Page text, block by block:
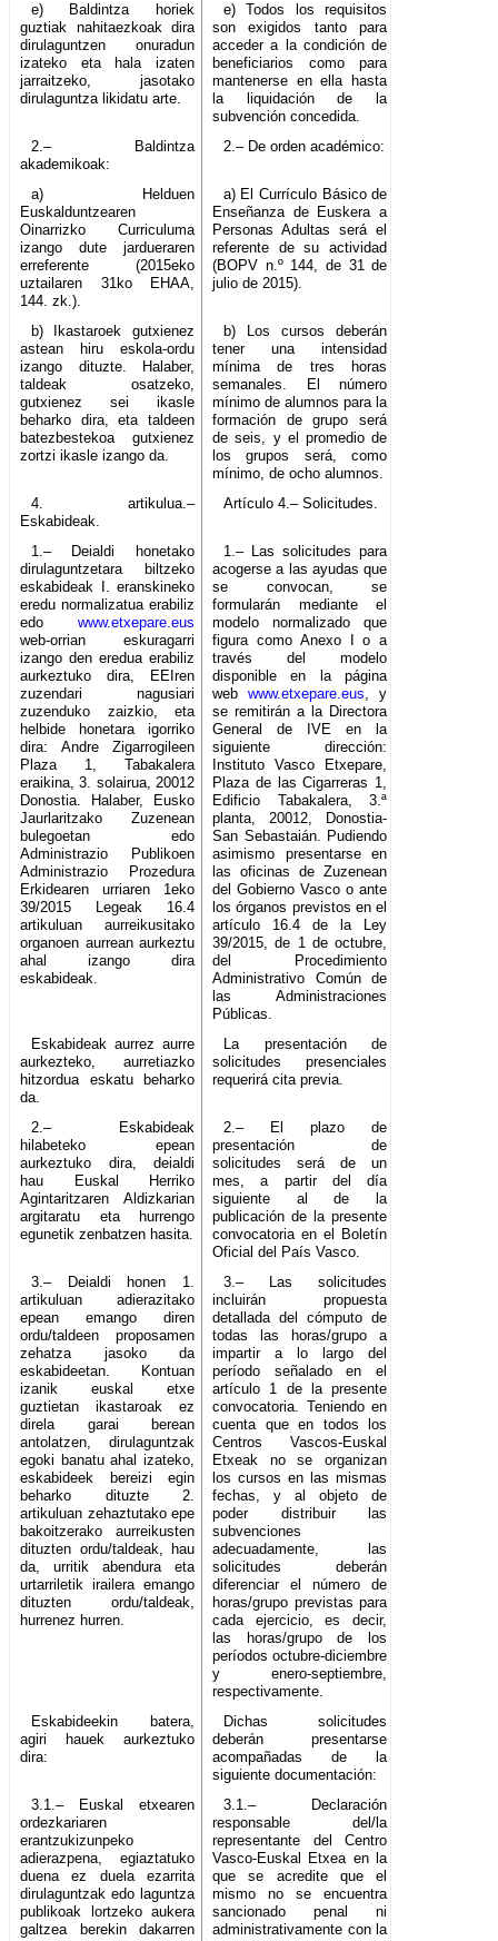
e) Baldintza horiek
guztiak nahitaezkoak dira
dirulaguntzen onuradun
izateko eta hala izaten
jarraitzeko, jasotako
dirulaguntza likidatu arte.
e) Todos los requisitos
son exigidos tanto para
acceder a la condición de
beneficiarios como para
mantenerse en ella hasta
la liquidación de la
subvención concedida.
2.– Baldintza
akademikoak:
2.– De orden académico:
a) Helduen
Euskalduntzearen
Oinarrizko Curriculuma
izango dute jardueraren
erreferente (2015eko
uztailaren 31ko EHAA,
144. zk.).
a) El Currículo Básico de
Enseñanza de Euskera a
Personas Adultas será el
referente de su actividad
(BOPV n.º 144, de 31 de
julio de 2015).
b) Ikastaroek gutxienez
astean hiru eskola-ordu
izango dituzte. Halaber,
taldeak osatzeko,
gutxienez sei ikasle
beharko dira, eta taldeen
batezbestekoa gutxienez
zortzi ikasle izango da.
b) Los cursos deberán
tener una intensidad
mínima de tres horas
semanales. El número
mínimo de alumnos para la
formación de grupo será
de seis, y el promedio de
los grupos será, como
mínimo, de ocho alumnos.
4. artikulua.–
Eskabideak.
Artículo 4.– Solicitudes.
1.– Deialdi honetako
dirulaguntzetara biltzeko
eskabideak I. eranskineko
eredu normalizatua erabiliz
edowww.etxepare.eus
web-orrian eskuragarri
izango den eredua erabiliz
aurkeztuko dira, EEIren
zuzendari nagusiari
zuzenduko zaizkio, eta
helbide honetara igorriko
dira: Andre Zigarrogileen
Plaza 1, Tabakalera
eraikina, 3. solairua, 20012
Donostia. Halaber, Eusko
Jaurlaritzako Zuzenean
bulegoetan edo
Administrazio Publikoen
Administrazio Prozedura
Erkidearen urriaren 1eko
39/2015 Legeak 16.4
artikuluan aurreikusitako
organoen aurrean aurkeztu
ahal izango dira
eskabideak.
1.– Las solicitudes para
acogerse a las ayudas que
se convocan, se
formularán mediante el
modelo normalizado que
figura como Anexo I o a
través del modelo
disponible en la página
webwww.etxepare.eus, y
se remitirán a la Directora
General de IVE en la
siguiente dirección:
Instituto Vasco Etxepare,
Plaza de las Cigarreras 1,
Edificio Tabakalera, 3.ª
planta, 20012, Donostia-
San Sebastaián. Pudiendo
asimismo presentarse en
las oficinas de Zuzenean
del Gobierno Vasco o ante
los órganos previstos en el
artículo 16.4 de la Ley
39/2015, de 1 de octubre,
del Procedimiento
Administrativo Común de
las Administraciones
Públicas.
Eskabideak aurrez aurre
aurkezteko, aurretiazko
hitzordua eskatu beharko
da.
La presentación de
solicitudes presenciales
requerirá cita previa.
2.– Eskabideak
hilabeteko epean
aurkeztuko dira, deialdi
hau Euskal Herriko
Agintaritzaren Aldizkarian
argitaratu eta hurrengo
egunetik zenbatzen hasita.
2.– El plazo de
presentación de
solicitudes será de un
mes, a partir del día
siguiente al de la
publicación de la presente
convocatoria en el Boletín
Oficial del País Vasco.
3.– Deialdi honen 1.
artikuluan adierazitako
epean emango diren
ordu/taldeen proposamen
zehatza jasoko da
eskabideetan. Kontuan
izanik euskal etxe
guztietan ikastaroak ez
direla garai berean
antolatzen, dirulaguntzak
egoki banatu ahal izateko,
eskabideek bereizi egin
beharko dituzte 2.
artikuluan zehaztutako epe
bakoitzerako aurreikusten
dituzten ordu/taldeak, hau
da, urritik abendura eta
urtarriletik irailera emango
dituzten ordu/taldeak,
hurrenez hurren.
3.– Las solicitudes
incluirán propuesta
detallada del cómputo de
todas las horas/grupo a
impartir a lo largo del
período señalado en el
artículo 1 de la presente
convocatoria. Teniendo en
cuenta que en todos los
Centros Vascos-Euskal
Etxeak no se organizan
los cursos en las mismas
fechas, y al objeto de
poder distribuir las
subvenciones
adecuadamente, las
solicitudes deberán
diferenciar el número de
horas/grupo previstas para
cada ejercicio, es decir,
las horas/grupo de los
períodos octubre-diciembre
y enero-septiembre,
respectivamente.
Eskabideekin batera,
agiri hauek aurkeztuko
dira:
Dichas solicitudes
deberán presentarse
acompañadas de la
siguiente documentación:
3.1.– Euskal etxearen
ordezkariaren
erantzukizunpeko
adierazpena, egiaztatuko
duena ez duela ezarrita
dirulaguntzak edo laguntza
publikoak lortzeko aukera
galtzea berekin dakarren
3.1.– Declaración
responsable del/la
representante del Centro
Vasco-Euskal Etxea en la
que se acredite que el
mismo no se encuentra
sancionado penal ni
administrativamente con la